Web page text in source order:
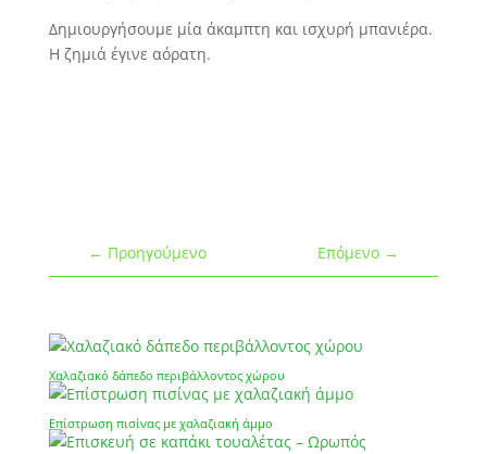
Δημιουργήσουμε μία άκαμπτη και ισχυρή μπανιέρα.
Η ζημιά έγινε αόρατη.
← Προηγούμενο Επόμενο →
Χαλαζιακό δάπεδο περιβάλλοντος χώρου
Επίστρωση πισίνας με χαλαζιακή άμμο